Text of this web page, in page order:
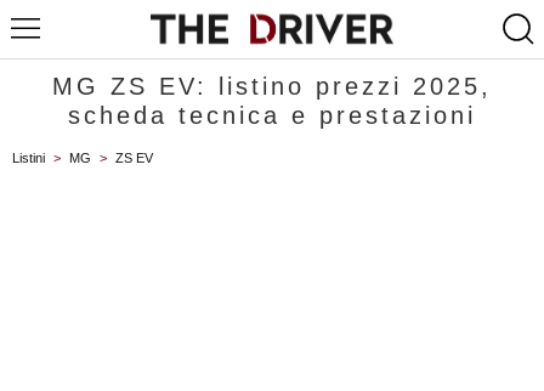
MG ZS EV: listino prezzi 2025,
scheda tecnica e prestazioni
Listini > MG > ZS EV